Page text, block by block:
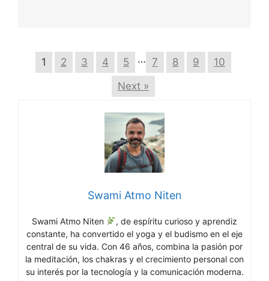
1 2 3 4 5 … 7 8 9
10
Next »
Swami Atmo Niten
Swami Atmo Niten
, de espíritu curioso y aprendiz
constante, ha convertido el yoga y el budismo en el eje
central de su vida. Con 46 años, combina la pasión por
la meditación, los chakras y el crecimiento personal con
su interés por la tecnología y la comunicación moderna.